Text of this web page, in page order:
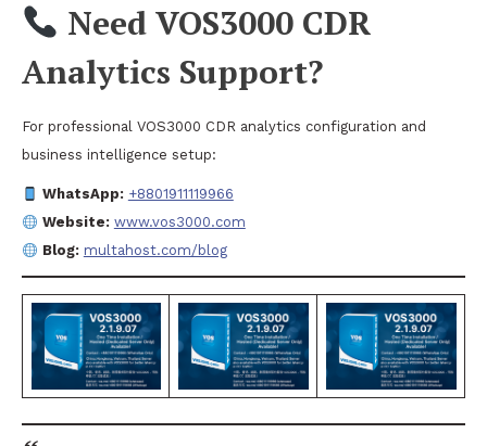
Need VOS3000 CDR
Analytics Support?
For professional VOS3000 CDR analytics configuration and
business intelligence setup:
WhatsApp: +8801911119966
Website: www.vos3000.com
Blog: multahost.com/blog